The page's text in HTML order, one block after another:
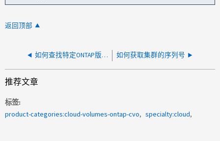
返回顶部
如何查找特定ONTAP版本中已修复的错误列表 如何获取集群的序列号
推荐文章
标签
product-categories:cloud-volumes-ontap-cvo
specialty:cloud